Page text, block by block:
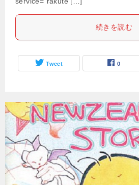
続きを読む
Tweet 0